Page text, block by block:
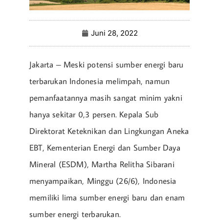
Juni 28, 2022
Jakarta – Meski potensi sumber energi baru
terbarukan Indonesia melimpah, namun
pemanfaatannya masih sangat minim yakni
hanya sekitar 0,3 persen. Kepala Sub
Direktorat Keteknikan dan Lingkungan Aneka
EBT, Kementerian Energi dan Sumber Daya
Mineral (ESDM), Martha Relitha Sibarani
menyampaikan, Minggu (26/6), Indonesia
memiliki lima sumber energi baru dan enam
sumber energi terbarukan.